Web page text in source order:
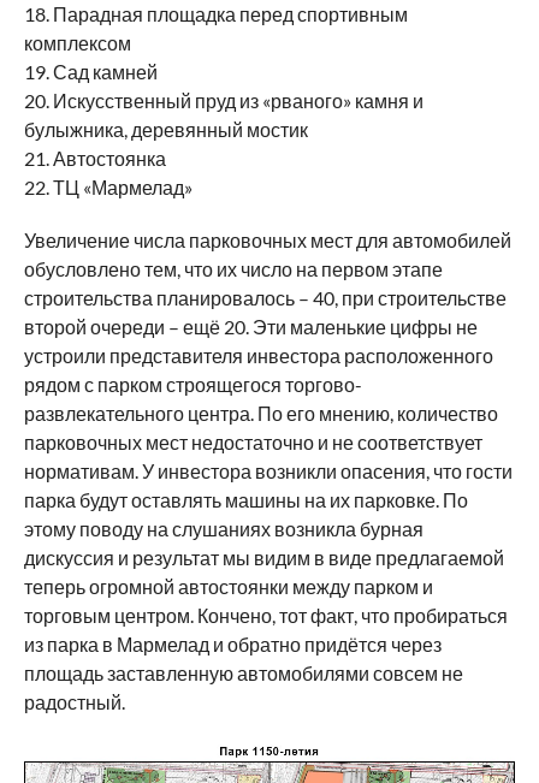
18. Парадная площадка перед спортивным
комплексом
19. Сад камней
20. Искусственный пруд из «рваного» камня и
булыжника, деревянный мостик
21. Автостоянка
22. ТЦ «Мармелад»
Увеличение числа парковочных мест для автомобилей
обусловлено тем, что их число на первом этапе
строительства планировалось – 40, при строительстве
второй очереди – ещё 20. Эти маленькие цифры не
устроили представителя инвестора расположенного
рядом с парком строящегося торгово-
развлекательного центра. По его мнению, количество
парковочных мест недостаточно и не соответствует
нормативам. У инвестора возникли опасения, что гости
парка будут оставлять машины на их парковке. По
этому поводу на слушаниях возникла бурная
дискуссия и результат мы видим в виде предлагаемой
теперь огромной автостоянки между парком и
торговым центром. Кончено, тот факт, что пробираться
из парка в Мармелад и обратно придётся через
площадь заставленную автомобилями совсем не
радостный.